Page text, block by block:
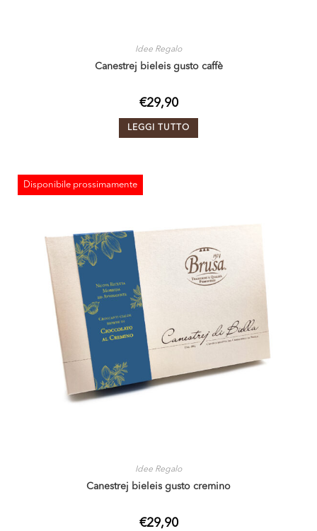
Idee Regalo
Canestrej bieleis gusto caffè
€29,90
LEGGI TUTTO
Disponibile prossimamente
ESAURITO
Idee Regalo
Canestrej bieleis gusto cremino
€29,90